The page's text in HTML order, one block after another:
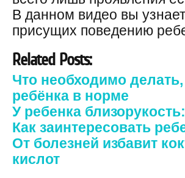
В данном видео вы
присущих поведению
Related Posts:
Что необходимо
ребёнка в норме
У ребенка
Как заинтересовать
От болезней избавит
кислот